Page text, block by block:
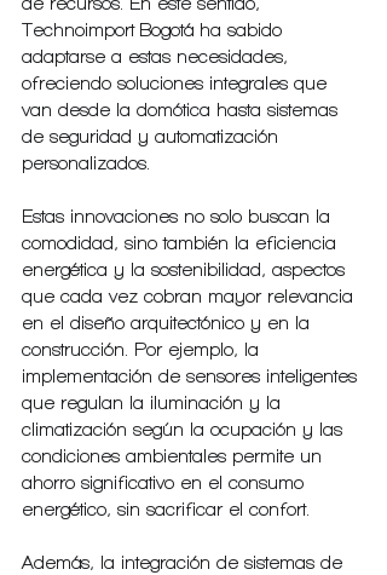
Technoimport Bogotá ha sabido
adaptarse a estas necesidades,
ofreciendo soluciones integrales que
van desde la domótica hasta sistemas
de seguridad y automatización
personalizados.
Estas innovaciones no solo buscan la
comodidad, sino también la eficiencia
energética y la sostenibilidad, aspectos
que cada vez cobran mayor relevancia
en el diseño arquitectónico y en la
construcción. Por ejemplo, la
implementación de sensores inteligentes
que regulan la iluminación y la
climatización según la ocupación y las
condiciones ambientales permite un
ahorro significativo en el consumo
energético, sin sacrificar el confort.
Además, la integración de sistemas de